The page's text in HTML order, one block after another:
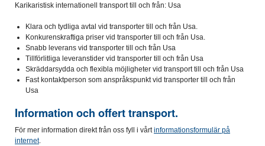
Karikaristisk internationell transport till och från: Usa
Klara och tydliga avtal vid transporter till och från Usa.
Konkurenskraftiga priser vid transporter till och från Usa.
Snabb leverans vid transporter till och från Usa
Tillförlitliga leveranstider vid transporter till och från Usa
Skräddarsydda och flexibla möjligheter vid transport till och från Usa
Fast kontaktperson som anspråkspunkt vid transporter till och från
Usa
Information och offert transport.
För mer information direkt från oss fyll i vårtinformationsformulär på
internet.